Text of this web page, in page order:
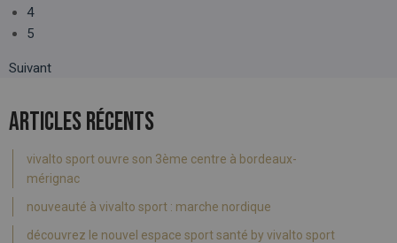
4
5
Suivant
ARTICLES RÉCENTS
vivalto sport ouvre son 3ème centre à bordeaux-
mérignac
nouveauté à vivalto sport : marche nordique
découvrez le nouvel espace sport santé by vivalto sport